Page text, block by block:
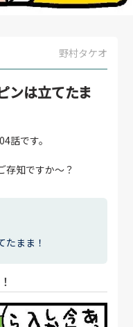
野村タケオ
ンは立てたま
話です。
存知ですか～？
たまま！